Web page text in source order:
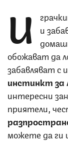
И
и
обожават да
забавляват с
инстинкт за
интересни
приятели,
можете да ги